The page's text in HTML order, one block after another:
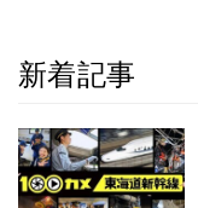
新着記事